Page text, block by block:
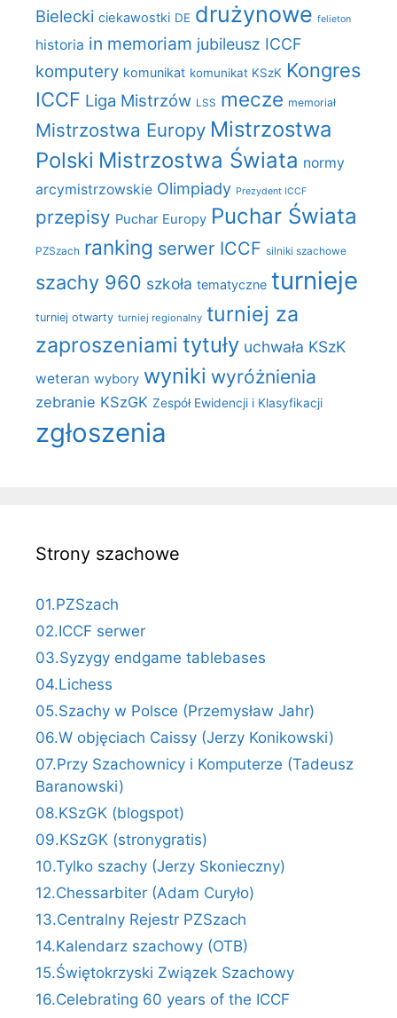
Bielecki ciekawostki DE drużynowe felieton
historia in memoriam jubileusz ICCF
komputery komunikat komunikat KSzK Kongres
ICCF Liga Mistrzów LSS mecze memoriał
Mistrzostwa Europy Mistrzostwa
Polski Mistrzostwa Świata normy
arcymistrzowskie Olimpiady Prezydent ICCF
przepisy Puchar Europy Puchar Świata
PZSzach ranking serwer ICCF silniki szachowe
szachy 960 szkoła tematyczne turnieje
turniej otwarty turniej regionalny turniej za
zaproszeniami tytuły uchwała KSzK
weteran wybory wyniki wyróżnienia
zebranie KSzGK Zespół Ewidencji i Klasyfikacji
zgłoszenia
Strony szachowe
01.PZSzach
02.ICCF serwer
03.Syzygy endgame tablebases
04.Lichess
05.Szachy w Polsce (Przemysław Jahr)
06.W objęciach Caissy (Jerzy Konikowski)
07.Przy Szachownicy i Komputerze (Tadeusz
Baranowski)
08.KSzGK (blogspot)
09.KSzGK (stronygratis)
10.Tylko szachy (Jerzy Skonieczny)
12.Chessarbiter (Adam Curyło)
13.Centralny Rejestr PZSzach
14.Kalendarz szachowy (OTB)
15.Świętokrzyski Związek Szachowy
16.Celebrating 60 years of the ICCF